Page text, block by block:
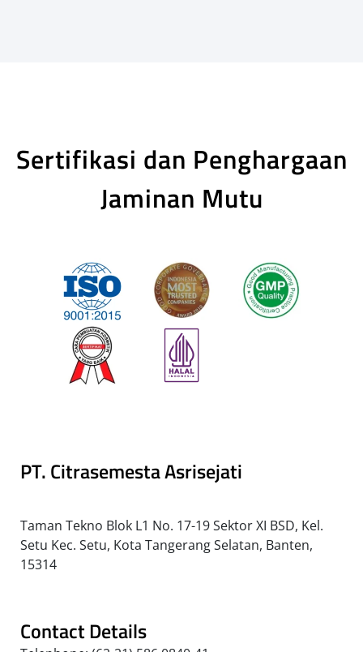
Sertifikasi dan Penghargaan
Jaminan Mutu
PT. Citrasemesta Asrisejati
Taman Tekno Blok L1 No. 17-19 Sektor XI BSD, Kel.
Setu Kec. Setu, Kota Tangerang Selatan, Banten,
15314
Contact Details